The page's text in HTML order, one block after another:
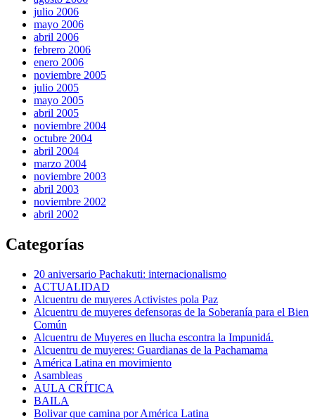
julio 2006
mayo 2006
abril 2006
febrero 2006
enero 2006
noviembre 2005
julio 2005
mayo 2005
abril 2005
noviembre 2004
octubre 2004
abril 2004
marzo 2004
noviembre 2003
abril 2003
noviembre 2002
abril 2002
Categorías
20 aniversario Pachakuti: internacionalismo
ACTUALIDAD
Alcuentru de muyeres Activistes pola Paz
Alcuentru de muyeres defensoras de la Soberanía para el Bien
Común
Alcuentru de Muyeres en llucha escontra la Impunidá.
Alcuentru de muyeres: Guardianas de la Pachamama
América Latina en movimiento
Asambleas
AULA CRÍTICA
BAILA
Bolivar que camina por América Latina